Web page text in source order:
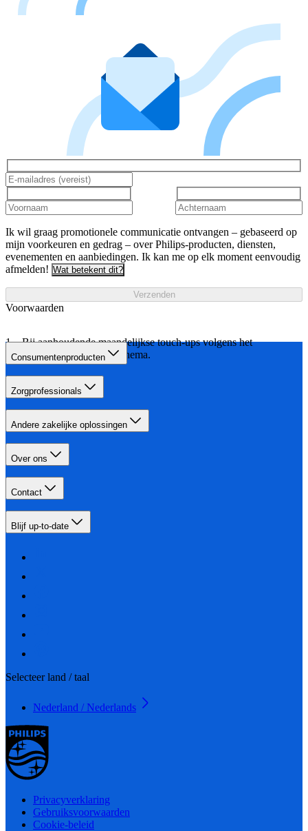
Ik wil graag promotionele communicatie ontvangen – gebaseerd op
mijn voorkeuren en gedrag – over Philips-producten, diensten,
evenementen en aanbiedingen. Ik kan me op elk moment eenvoudig
afmelden! Wat betekent dit?
Verzenden
Voorwaarden
Bij aanhoudende maandelijkse touch-ups volgens het
aangegeven behandelschema.
Consumentenproducten
Zorgprofessionals
Andere zakelijke oplossingen
Over ons
Contact
Blijf up-to-date
Selecteer land / taal
Nederland / Nederlands
Privacyverklaring
Gebruiksvoorwaarden
Cookie-beleid